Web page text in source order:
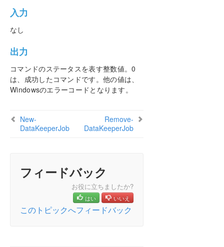
入力
なし
出力
コマンドのステータスを表す整数値。0
は、成功したコマンドです。他の値は、
Windowsのエラーコードとなります。
New-
DataKeeperJob
Remove-
DataKeeperJob
フィードバック
お役に立ちましたか?
はい いいえ
このトピックへフィードバック